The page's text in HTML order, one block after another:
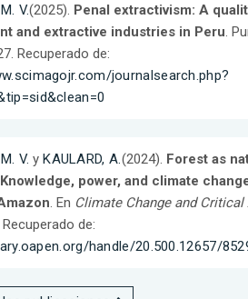
V.(2025). Penal extractivism: A
and extractive industries in Peru.
Recuperado de:
journalsearch.php?
V. yKAULARD, A.(2024). Forest as
power, and climate
. En Climate Change and
de:
handle/20.500.12657/